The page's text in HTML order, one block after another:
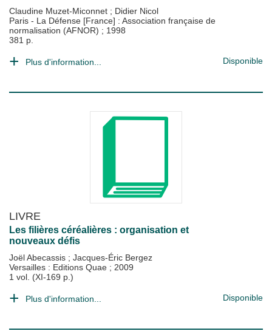
Claudine Muzet-Miconnet ; Didier Nicol
Paris - La Défense [France] : Association française de
normalisation (AFNOR) ; 1998
381 p.
Plus d'information... Disponible
LIVRE
Les filières céréalières : organisation et
nouveaux défis
Joël Abecassis ; Jacques-Éric Bergez
Versailles : Editions Quae ; 2009
1 vol. (XI-169 p.)
Plus d'information... Disponible